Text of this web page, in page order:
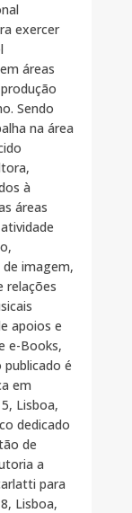
exercer
áreas
Sendo
na área
à
áreas
imagem,
relações
apoios e
e-Books,
é
em
Lisboa,
dedicado
de
a
para
Lisboa,